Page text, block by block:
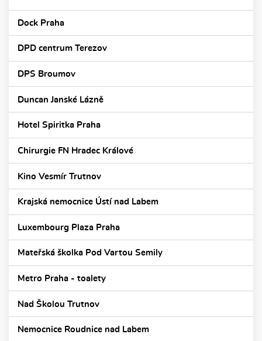
Dock Praha
DPD centrum Terezov
DPS Broumov
Duncan Janské Lázně
Hotel Spiritka Praha
Chirurgie FN Hradec Králové
Kino Vesmír Trutnov
Krajská nemocnice Ústí nad Labem
Luxembourg Plaza Praha
Mateřská školka Pod Vartou Semily
Metro Praha - toalety
Nad Školou Trutnov
Nemocnice Roudnice nad Labem